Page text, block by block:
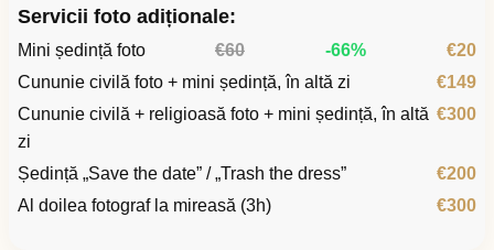
Servicii foto adiționale:
Mini ședință foto €60 -66%
€20
Cununie civilă foto + mini ședință, în altă zi
€149
Cununie civilă + religioasă foto + mini ședință, în altă
zi
€300
Ședință „Save the date” / „Trash the dress”
€200
Al doilea fotograf la mireasă (3h)
€300